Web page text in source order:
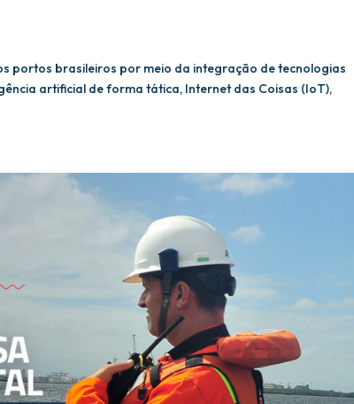
portos brasileiros por meio da integração de tecnologias
artificial de forma tática, Internet das Coisas (IoT),